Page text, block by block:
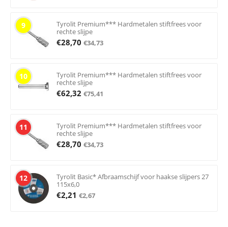
9
Tyrolit Premium*** Hardmetalen stiftfrees voor
rechte slijpe
€28,70 €34,73
10
Tyrolit Premium*** Hardmetalen stiftfrees voor
rechte slijpe
€62,32 €75,41
11
Tyrolit Premium*** Hardmetalen stiftfrees voor
rechte slijpe
€28,70 €34,73
12
Tyrolit Basic* Afbraamschijf voor haakse slijpers 27
115x6,0
€2,21 €2,67